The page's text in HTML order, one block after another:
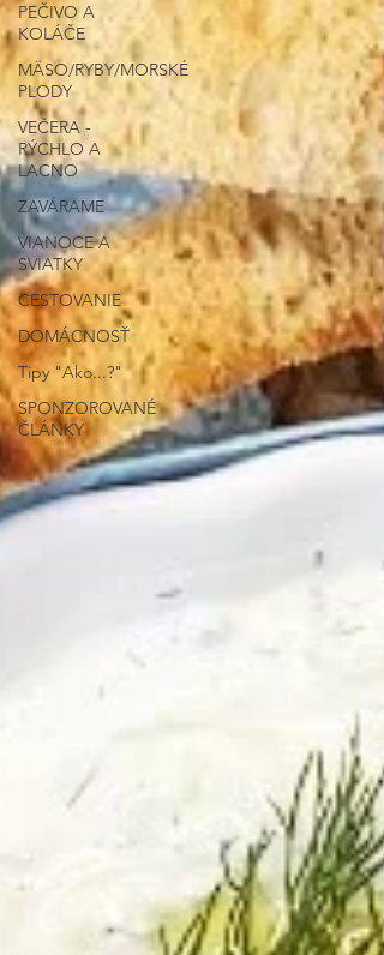
PEČIVO A
KOLÁČE
MÄSO/RYBY/MORSKÉ
PLODY
VEČERA -
RÝCHLO A
LACNO
ZAVÁRAME
VIANOCE A
SVIATKY
CESTOVANIE
DOMÁCNOSŤ
Tipy "Ako...?"
SPONZOROVANÉ
ČLÁNKY